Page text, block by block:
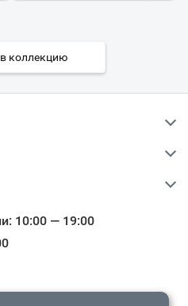
коллекцию
10:00 — 19:00